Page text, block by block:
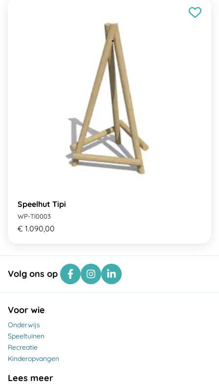
Speelhut Tipi
WP-TI0003
€ 1.090,00
Volg ons op
Voor wie
Onderwijs
Speeltuinen
Recreatie
Kinderopvangen
Lees meer